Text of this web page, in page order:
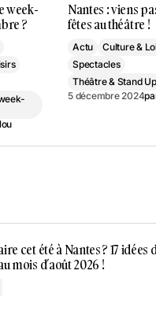
week-
?
Nantes : viens
fêtes au théâtre !
Actu
Culture &
Spectacles
Théâtre & Stand Up
5 décembre 2024
cet été à Nantes ? 17 idées
mois d’août 2026 !